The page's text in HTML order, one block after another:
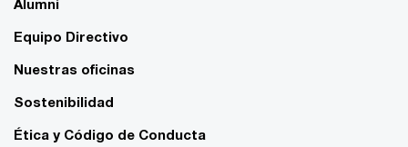
Alumni
Equipo Directivo
Nuestras oficinas
Sostenibilidad
Ética y Código de Conducta